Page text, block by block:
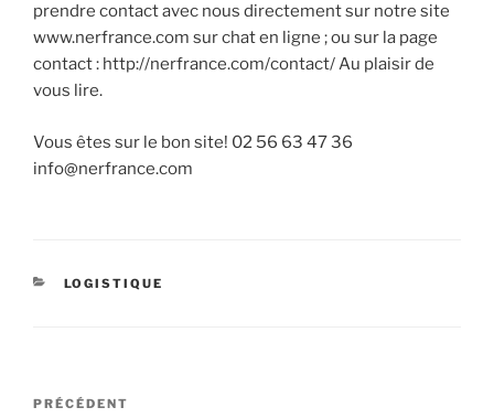
prendre contact avec nous directement sur notre site
www.nerfrance.com sur chat en ligne ; ou sur la page
contact : http://nerfrance.com/contact/ Au plaisir de
vous lire.
Vous êtes sur le bon site! 02 56 63 47 36
info@nerfrance.com
CATÉGORIES
LOGISTIQUE
Navigation
Article
PRÉCÉDENT